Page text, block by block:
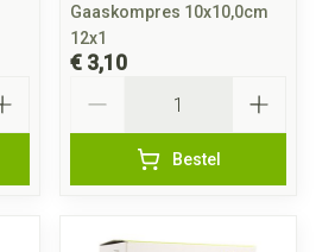
Gaaskompres 10x10,0cm
12x1
€ 3,10
Bestel